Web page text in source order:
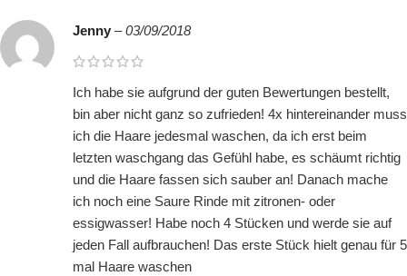
Jenny – 03/09/2018
Ich habe sie aufgrund der guten Bewertungen bestellt,
bin aber nicht ganz so zufrieden! 4x hintereinander muss
ich die Haare jedesmal waschen, da ich erst beim
letzten waschgang das Gefühl habe, es schäumt richtig
und die Haare fassen sich sauber an! Danach mache
ich noch eine Saure Rinde mit zitronen- oder
essigwasser! Habe noch 4 Stücken und werde sie auf
jeden Fall aufbrauchen! Das erste Stück hielt genau für 5
mal Haare waschen